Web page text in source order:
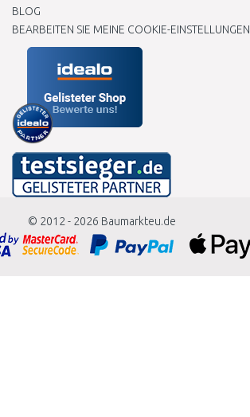
BLOG
BEARBEITEN SIE MEINE COOKIE-EINSTELLUNGEN
© 2012 - 2026 Baumarkteu.de